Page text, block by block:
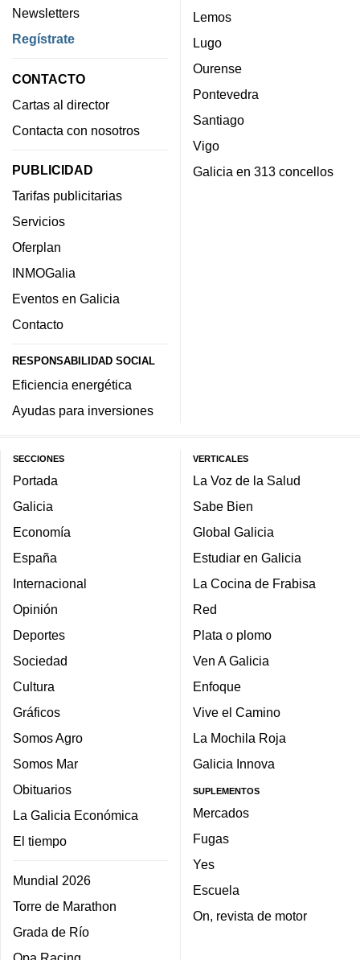
Newsletters
Regístrate
CONTACTO
Cartas al director
Contacta con nosotros
PUBLICIDAD
Tarifas publicitarias
Servicios
Oferplan
INMOGalia
Eventos en Galicia
Contacto
RESPONSABILIDAD SOCIAL
Eficiencia energética
Ayudas para inversiones
Lemos
Lugo
Ourense
Pontevedra
Santiago
Vigo
Galicia en 313 concellos
SECCIONES
Portada
Galicia
Economía
España
Internacional
Opinión
Deportes
Sociedad
Cultura
Gráficos
Somos Agro
Somos Mar
Obituarios
La Galicia Económica
El tiempo
Mundial 2026
Torre de Marathon
Grada de Río
VERTICALES
La Voz de la Salud
Sabe Bien
Global Galicia
Estudiar en Galicia
La Cocina de Frabisa
Red
Plata o plomo
Ven A Galicia
Enfoque
Vive el Camino
La Mochila Roja
Galicia Innova
SUPLEMENTOS
Mercados
Fugas
Yes
Escuela
On, revista de motor